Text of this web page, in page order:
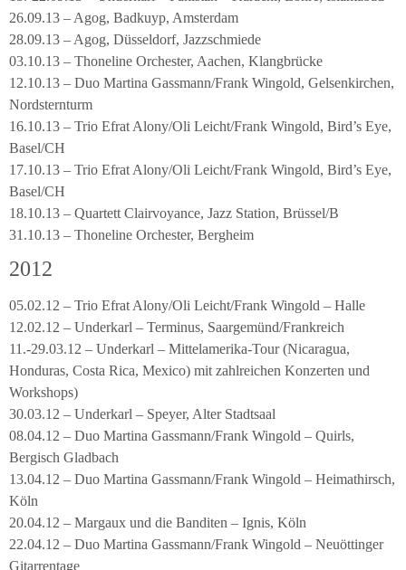
26.09.13 – Agog, Badkuyp, Amsterdam
28.09.13 – Agog, Düsseldorf, Jazzschmiede
03.10.13 – Thoneline Orchester, Aachen, Klangbrücke
12.10.13 – Duo Martina Gassmann/Frank Wingold, Gelsenkirchen,
Nordsternturm
16.10.13 – Trio Efrat Alony/Oli Leicht/Frank Wingold, Bird’s Eye,
Basel/CH
17.10.13 – Trio Efrat Alony/Oli Leicht/Frank Wingold, Bird’s Eye,
Basel/CH
18.10.13 – Quartett Clairvoyance, Jazz Station, Brüssel/B
31.10.13 – Thoneline Orchester, Bergheim
2012
05.02.12 – Trio Efrat Alony/Oli Leicht/Frank Wingold – Halle
12.02.12 – Underkarl – Terminus, Saargemünd/Frankreich
11.-29.03.12 – Underkarl – Mittelamerika-Tour (Nicaragua,
Honduras, Costa Rica, Mexico) mit zahlreichen Konzerten und
Workshops)
30.03.12 – Underkarl – Speyer, Alter Stadtsaal
08.04.12 – Duo Martina Gassmann/Frank Wingold – Quirls,
Bergisch Gladbach
13.04.12 – Duo Martina Gassmann/Frank Wingold – Heimathirsch,
Köln
20.04.12 – Margaux und die Banditen – Ignis, Köln
22.04.12 – Duo Martina Gassmann/Frank Wingold – Neuöttinger
Gitarrentage